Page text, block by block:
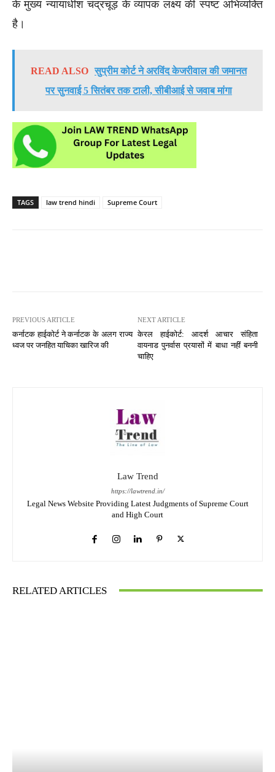
के मुख्य न्यायाधीश चंद्रचूड़ के व्यापक लक्ष्य की स्पष्ट अभिव्यक्ति
है।
READ ALSO सुप्रीम कोर्ट ने अरविंद केजरीवाल की जमानत
पर सुनवाई 5 सितंबर तक टाली, सीबीआई से जवाब मांगा
TAGS law trend hindi Supreme Court
PREVIOUS ARTICLE
कर्नाटक हाईकोर्ट ने कर्नाटक के अलग राज्य
ध्वज पर जनहित याचिका खारिज की
NEXT ARTICLE
केरल हाईकोर्ट: आदर्श आचार संहिता
वायनाड पुनर्वास प्रयासों में बाधा नहीं बननी
चाहिए
Law Trend
https://lawtrend.in/
Legal News Website Providing Latest Judgments of Supreme Court
and High Court
RELATED ARTICLES